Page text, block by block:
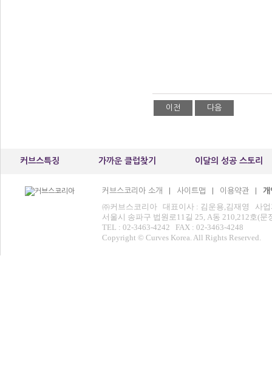
이전 다음
커브스특징 가까운 클럽찾기 이달의 성공 스토리
커브스코리아 소개 사이트맵 이용약관 개
㈜커브스코리아 대표이사 : 김운용,김재영 사업
서울시 송파구 법원로11길 25, A동 210,212호(
TEL : 02-3463-4242 FAX : 02-3463-4248
Copyright © Curves Korea. All Rights Reserved.